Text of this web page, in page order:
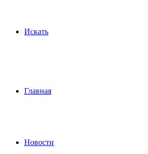
Искать
Главная
Новости